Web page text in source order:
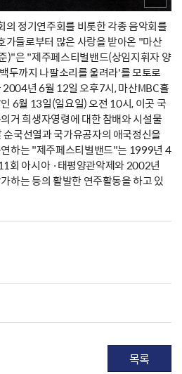
정기연주회를 비롯한 각종 음악회를
가들로부터 많은 사랑을 받아온 "마산
)"은 "제주페스티벌밴드(상임지휘자 양
두까지 나팔소리를 울려라'를 모토로
년 6월 12일 오후7시, 마산MBC홀
6월 13일(일요일) 오전 10시, 이곳 국
거 희생자영령에 대한 참배와 시설물
국선열과 국가유공자의 애국정신을
하는 "제주페스티벌밴드"는 1999년 4
회 아시아 ·태평양관악제와 2002년
하는 등의 활발한 연주활동을 하고 있
목록